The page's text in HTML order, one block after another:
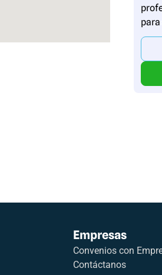
Empresas
Convenios con
Contáctanos